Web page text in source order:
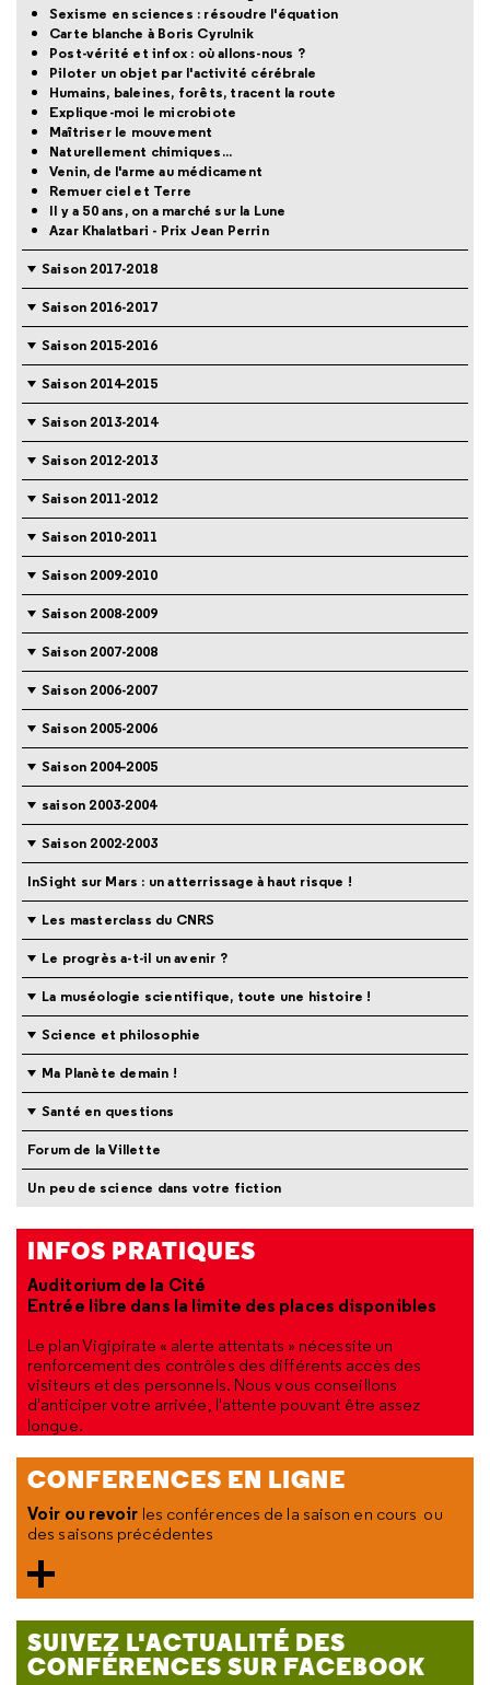
Sexisme en sciences : résoudre l'équation
Carte blanche à Boris Cyrulnik
Post-vérité et infox : où allons-nous ?
Piloter un objet par l'activité cérébrale
Humains, baleines, forêts, tracent la route
Explique-moi le microbiote
Maîtriser le mouvement
Naturellement chimiques...
Venin, de l'arme au médicament
Remuer ciel et Terre
Il y a 50 ans, on a marché sur la Lune
Azar Khalatbari - Prix Jean Perrin
Saison 2017-2018
Saison 2016-2017
Saison 2015-2016
Saison 2014-2015
Saison 2013-2014
Saison 2012-2013
Saison 2011-2012
Saison 2010-2011
Saison 2009-2010
Saison 2008-2009
Saison 2007-2008
Saison 2006-2007
Saison 2005-2006
Saison 2004-2005
saison 2003-2004
Saison 2002-2003
InSight sur Mars : un atterrissage à haut risque !
Les masterclass du CNRS
Le progrès a-t-il un avenir ?
La muséologie scientifique, toute une histoire !
Science et philosophie
Ma Planète demain !
Santé en questions
Forum de la Villette
Un peu de science dans votre fiction
INFOS PRATIQUES
Auditorium de la Cité
Entrée libre dans la limite des places disponibles
Le plan Vigipirate « alerte attentats » nécessite un
renforcement des contrôles des différents accès des
visiteurs et des personnels. Nous vous conseillons
d'anticiper votre arrivée, l'attente pouvant être assez
longue.
CONFERENCES EN LIGNE
Voir ou revoir les conférences de la saison en cours ou
des saisons précédentes
SUIVEZ L'ACTUALITÉ DES
CONFÉRENCES SUR FACEBOOK